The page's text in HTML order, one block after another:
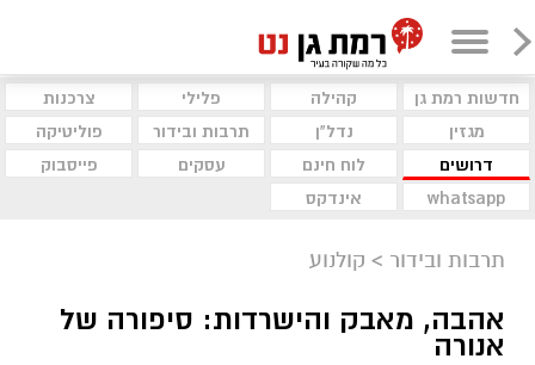
חדשות רמת גן קהילה פלילי
צרכנות
מגזין
נדל"ן תרבות ובידור
פוליטיקה
דרושים
לוח חינם עסקים
פייסבוק
whatsapp
אינדקס
תרבות ובידור > קולנוע
אהבה, מאבק והישרדות: סיפורה של
אנורה